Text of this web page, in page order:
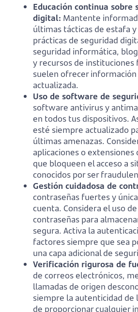
Educación continua sobre
digital: Mantente
últimas tácticas de estafa
prácticas de seguridad
seguridad informática,
y recursos de instituciones
suelen ofrecer información
actualizada.
Uso de software de
software antivirus y
en todos tus dispositivos.
esté siempre actualizado
últimas amenazas.
aplicaciones o extensiones
que bloqueen el acceso a
conocidos por ser
Gestión cuidadosa de
contraseñas fuertes y
cuenta. Considera el uso
contraseñas para
segura. Activa la
factores siempre que sea
una capa adicional de
Verificación rigurosa de
de correos electrónicos,
llamadas de origen
siempre la autenticidad
de proporcionar cualquier